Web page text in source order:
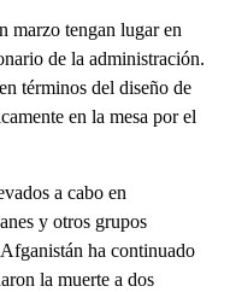
marzo tengan lugar en
de la administración.
términos del diseño de
en la mesa por el
a cabo en
y otros grupos
ha continuado
la muerte a dos